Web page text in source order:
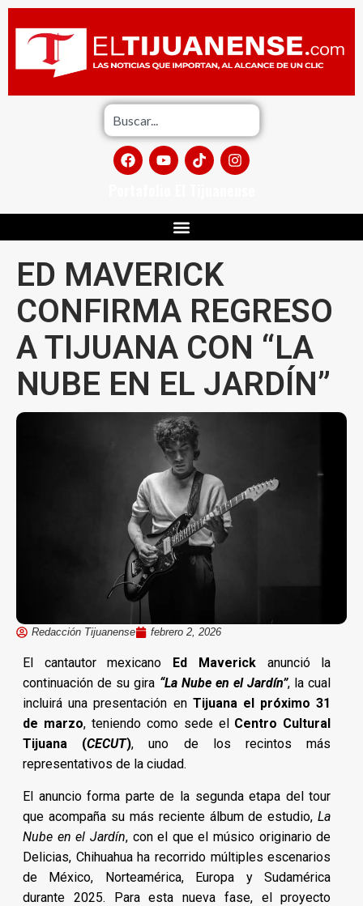
ED MAVERICK
CONFIRMA REGRESO
A TIJUANA CON “LA
NUBE EN EL JARDÍN”
Redacción Tijuanense febrero 2, 2026
El cantautor mexicano Ed Maverickanunció la
continuación de su gira “La Nube en el Jardín”, la cual
incluirá una presentación en Tijuana el próximo 31
de marzo, teniendo como sede el Centro Cultural
Tijuana (CECUT), uno de los recintos más
representativos de la ciudad.
El anuncio forma parte de la segunda etapa del tour
que acompaña su más reciente álbum de estudio,La
Nube en el Jardín, con el que el músico originario de
Delicias, Chihuahua ha recorrido múltiples escenarios
de México, Norteamérica, Europa y Sudamérica
durante 2025. Para esta nueva fase, el proyecto